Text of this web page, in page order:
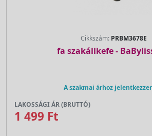
Cikkszám: PRBM3678E
fa szakállkefe -
A szakmai árhoz
LAKOSSÁGI ÁR (BRUTTÓ)
1 499 Ft